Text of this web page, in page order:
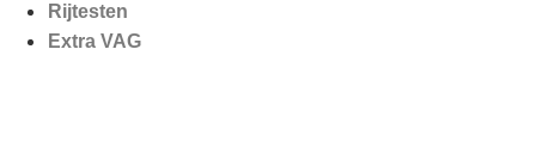
Rijtesten
Extra VAG